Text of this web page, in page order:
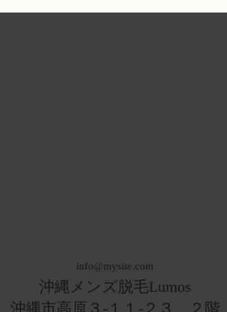
メンズ美容トレンドと最新施
info@mysite.com
沖縄メンズ脱毛Lumos
​沖縄市高原３-１１-２３ ２階